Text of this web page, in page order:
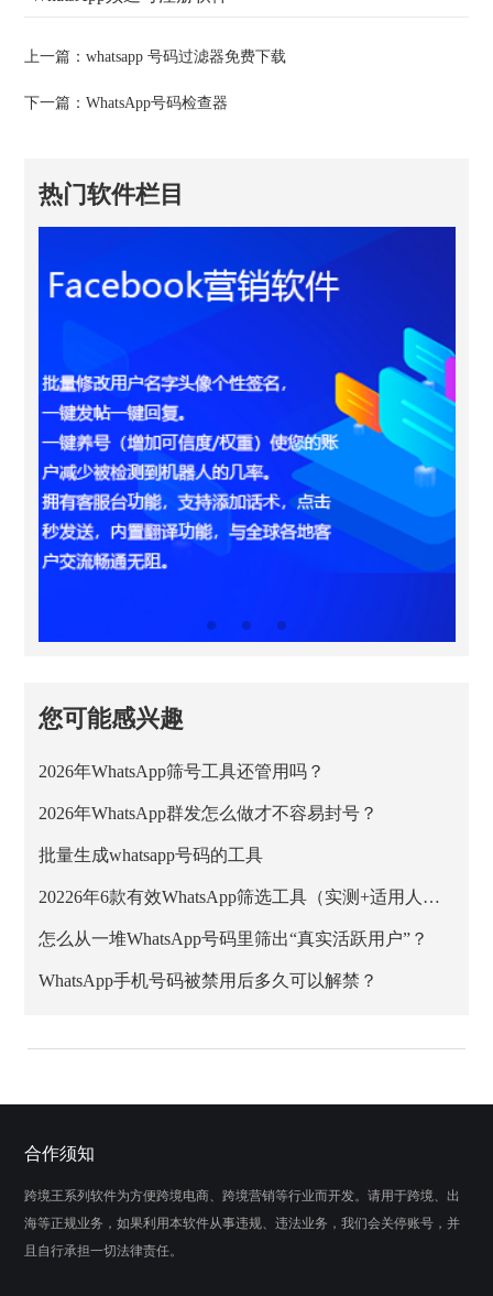
上一篇：whatsapp 号码过滤器免费下载
下一篇：WhatsApp号码检查器
热门软件栏目
您可能感兴趣
2026年WhatsApp筛号工具还管用吗？
2026年WhatsApp群发怎么做才不容易封号？
批量生成whatsapp号码的工具
20226年6款有效WhatsApp筛选工具（实测+适用人群）
怎么从一堆WhatsApp号码里筛出“真实活跃用户”？
WhatsApp手机号码被禁用后多久可以解禁？
合作须知
跨境王系列软件为方便跨境电商、跨境营销等行业而开发。请用于跨境、出
海等正规业务，如果利用本软件从事违规、违法业务，我们会关停账号，并
且自行承担一切法律责任。